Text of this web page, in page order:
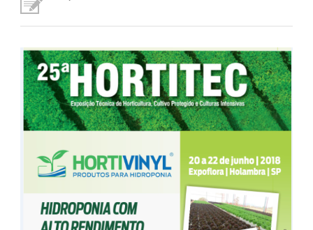
Fale Conosco
SEJA UM ASSOCIADO
VAGAS